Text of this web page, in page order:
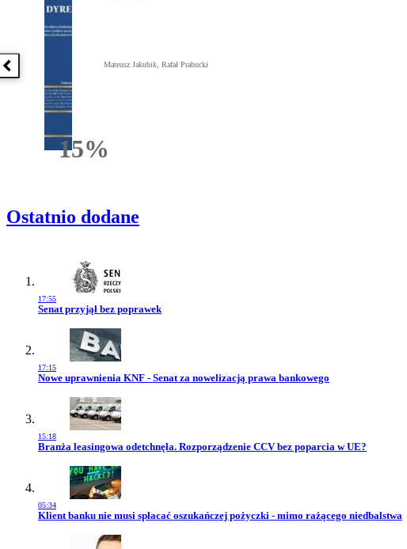
Poprzednia książka
15%Rabatu
Mateusz Jakubik, Rafał Prabucki
Ostatnio dodane
17:55
Przejdź do artykułu:
Senat przyjął bez poprawek
17:15
Przejdź do artykułu:
Nowe uprawnienia KNF - Senat za nowelizacją prawa bankowego
15:18
Przejdź do artykułu:
Branża leasingowa odetchnęła. Rozporządzenie CCV bez poparcia w UE?
05:34
Przejdź do artykułu:
Klient banku nie musi spłacać oszukańczej pożyczki - mimo rażącego niedbalstwa